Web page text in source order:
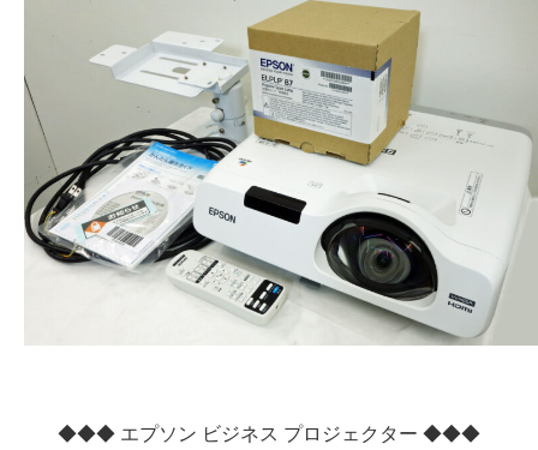
◆◆◆ エプソン ビジネス プロジェクター ◆◆◆